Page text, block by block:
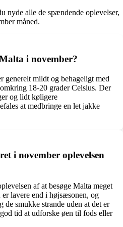
nyde alle de spændende oplevelser,
måned.
i november?
generelt mildt og behageligt med
18-20 grader Celsius. Der
og lidt køligere
at medbringe en let jakke
i november oplevelsen
af at besøge Malta meget
lavere end i højsæsonen, og
de smukke strande uden at det er
tid at udforske øen til fods eller